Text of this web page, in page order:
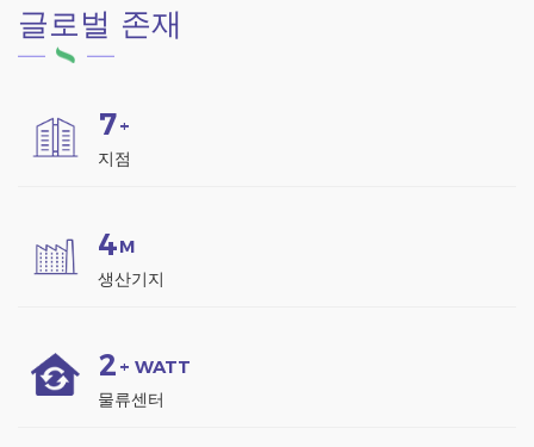
거 공간과 상업 공간의 전체
적인 미관을 향상시켜 지속
가능한 에너지 솔루션을 일상
에게 이상적인 선택입니다.
설치 및 유지 관리가 간편한
이 카포트는 기능성과 지속
글로벌 존재
7+
지점
4M
생산기지
2 + WATT
물류센터